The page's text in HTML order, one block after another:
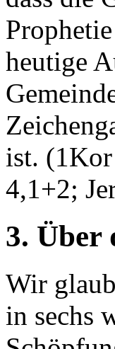
heutige
ist.
4,1+2;
3. Über
Wir
in sechs